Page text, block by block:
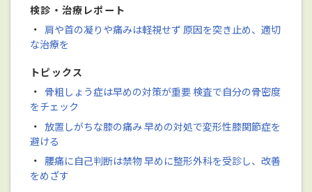
検診・治療レポート
・ 肩や首の凝りや痛みは軽視せず 原因を突き止め、適切
な治療を
トピックス
・ 骨粗しょう症は早めの対策が重要 検査で自分の骨密度
をチェック
・ 放置しがちな膝の痛み 早めの対処で変形性膝関節症を
避ける
・ 腰痛に自己判断は禁物 早めに整形外科を受診し、改善
をめざす